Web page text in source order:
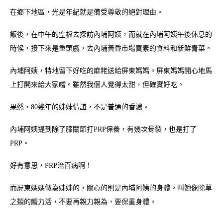
在鄉下地區，光是年紀就是備受尊敬的絕對理由。
飯後，在中午的空檔去探訪內埔阿姨，而就在內埔阿姨午後休息的
時候，接下來是重頭戲，去內埔黃昏市場買素的食料和新鮮青菜。
內埔阿姨，特地留下好吃的麻粩送給屏東媽媽。屏東媽媽開心地馬
上打開來給大家嚐。雖然我個人覺得太甜，但確實好吃。
果然，80幾年的姊妹情誼，不是普通的香濃。
內埔阿姨提到除了膝關節打PRP保養，有幾次骨裂，也是打了
PRP。
好有意思，PRP治百病啊！
而屏東媽媽做為姊姊的，關心的則是內埔阿姨的身體。叫她像除草
之類的體力活，不要再親力親為，要保重身體。